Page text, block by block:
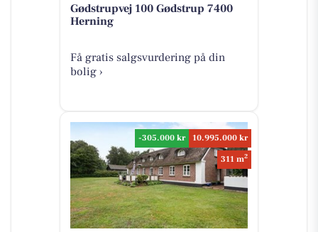
Gødstrupvej 100 Gødstrup 7400
Herning
Få gratis salgsvurdering på din
bolig ›
-305.000 kr
10.995.000 kr
311 m2